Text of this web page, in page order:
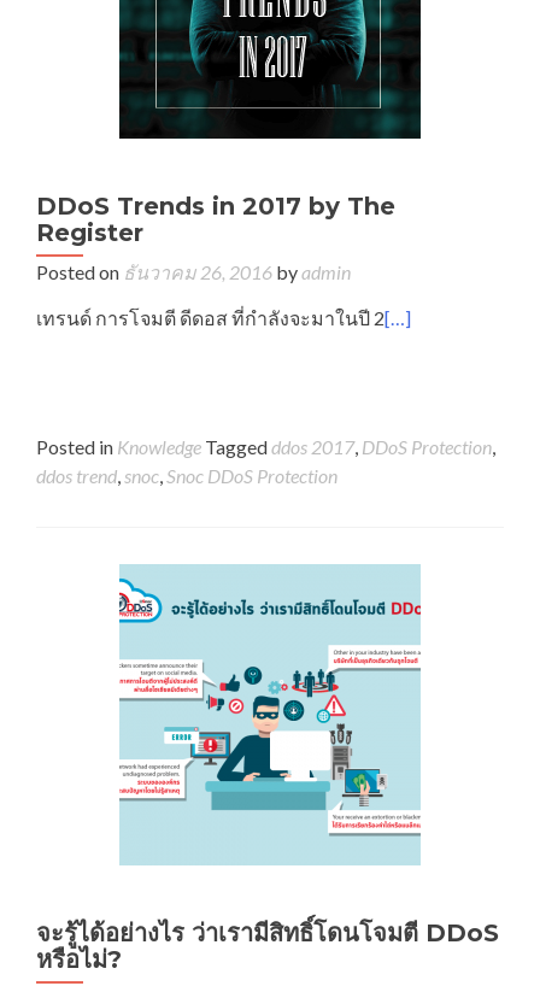
DDoS Trends in 2017 by The
Register
Posted on ธันวาคม 26, 2016 byadmin
เทรนด์ การโจมตี ดีดอส ที่กำลังจะมาในปี 2[…]
Posted in Knowledge Taggedddos 2017, DDoS Protection,
ddos trend,snoc,Snoc DDoS Protection
จะรู้ได้อย่างไร ว่าเรามีสิทธิ์โดนโจมตี DDoS
หรือไม่?